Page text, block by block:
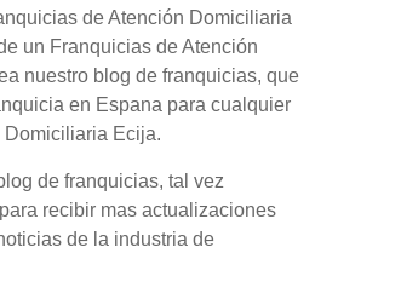
de Atención Domiciliaria
un Franquicias de Atención
nuestro blog de franquicias, que
en Espana para cualquier
Domiciliaria Ecija.
de franquicias, tal vez
recibir mas actualizaciones
de la industria de